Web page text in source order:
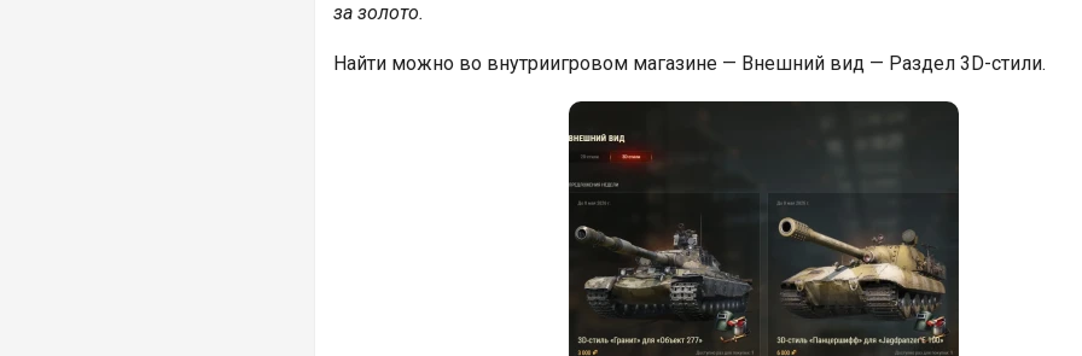
за золото.
Найти можно во внутриигровом магазине — Внешний вид — Раздел 3D-стили.